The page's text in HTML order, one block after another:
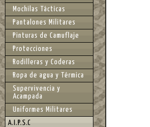
Mochilas Tácticas
Pantalones Militares
Pinturas de Camuflaje
Protecciones
Rodilleras y Coderas
Ropa de agua y Térmica
Supervivencia y
Acampada
Uniformes Militares
A.I.P.S.C